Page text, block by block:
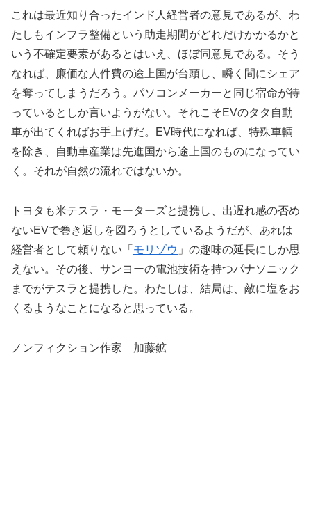
これは最近知り合ったインド人経営者の意見であるが、わ
たしもインフラ整備という助走期間がどれだけかかるかと
いう不確定要素があるとはいえ、ほぼ同意見である。そう
なれば、廉価な人件費の途上国が台頭し、瞬く間にシェア
を奪ってしまうだろう。パソコンメーカーと同じ宿命が待
っているとしか言いようがない。それこそEVのタタ自動
車が出てくればお手上げだ。EV時代になれば、特殊車輌
を除き、自動車産業は先進国から途上国のものになってい
く。それが自然の流れではないか。
トヨタも米テスラ・モーターズと提携し、出遅れ感の否め
ないEVで巻き返しを図ろうとしているようだが、あれは
経営者として頼りない「 モリゾウ 」の趣味の延長にしか思
えない。その後、サンヨーの電池技術を持つパナソニック
までがテスラと提携した。わたしは、結局は、敵に塩をお
くるようなことになると思っている。
ノンフィクション作家 加藤鉱